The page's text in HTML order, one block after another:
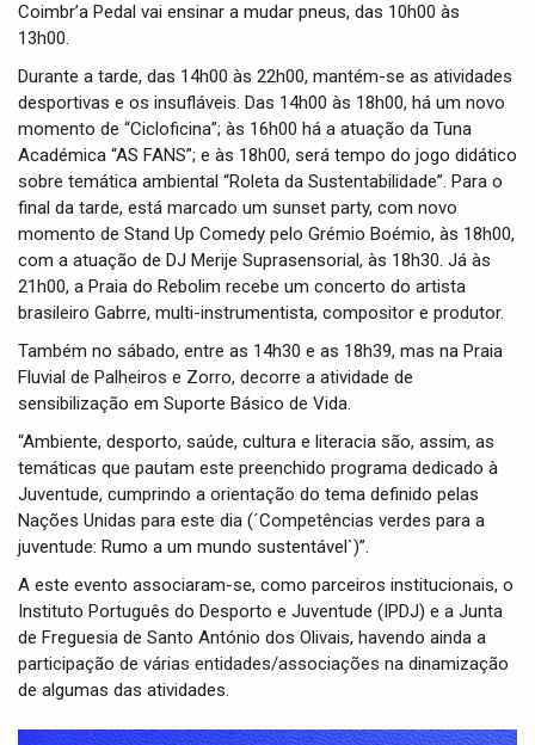
Coimbr’a Pedal vai ensinar a mudar pneus, das 10h00 às
13h00.
Durante a tarde, das 14h00 às 22h00, mantém-se as atividades
desportivas e os insufláveis. Das 14h00 às 18h00, há um novo
momento de “Cicloficina”; às 16h00 há a atuação da Tuna
Académica “AS FANS”; e às 18h00, será tempo do jogo didático
sobre temática ambiental “Roleta da Sustentabilidade”. Para o
final da tarde, está marcado um sunset party, com novo
momento de Stand Up Comedy pelo Grémio Boémio, às 18h00,
com a atuação de DJ Merije Suprasensorial, às 18h30. Já às
21h00, a Praia do Rebolim recebe um concerto do artista
brasileiro Gabrre, multi-instrumentista, compositor e produtor.
Também no sábado, entre as 14h30 e as 18h39, mas na Praia
Fluvial de Palheiros e Zorro, decorre a atividade de
sensibilização em Suporte Básico de Vida.
“Ambiente, desporto, saúde, cultura e literacia são, assim, as
temáticas que pautam este preenchido programa dedicado à
Juventude, cumprindo a orientação do tema definido pelas
Nações Unidas para este dia (´Competências verdes para a
juventude: Rumo a um mundo sustentável`)”.
A este evento associaram-se, como parceiros institucionais, o
Instituto Português do Desporto e Juventude (IPDJ) e a Junta
de Freguesia de Santo António dos Olivais, havendo ainda a
participação de várias entidades/associações na dinamização
de algumas das atividades.